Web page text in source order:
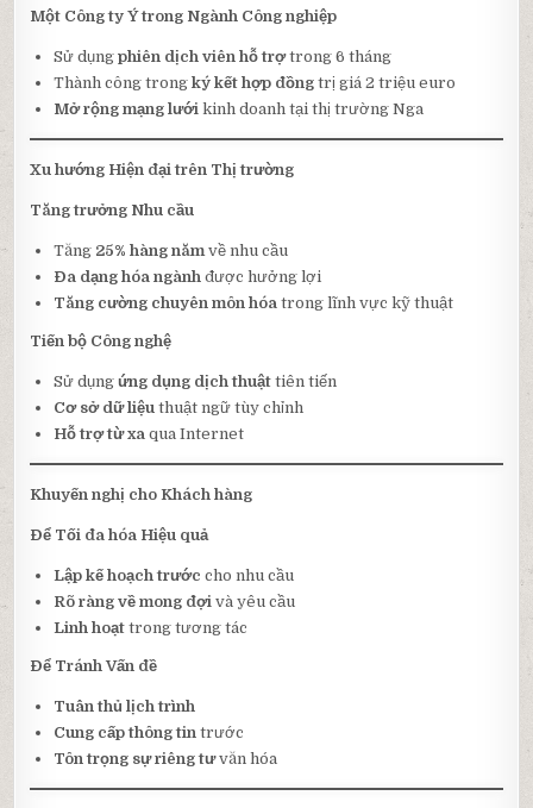
Một Công ty Ý trong Ngành Công nghiệp
Sử dụngphiên dịch viên hỗ trợtrong 6 tháng
Thành công trongký kết hợp đồng trị giá 2 triệu euro
Mở rộng mạng lưới kinh doanh tại thị trường Nga
Xu hướng Hiện đại trên Thị trường
Tăng trưởng Nhu cầu
Tăng 25% hàng nămvề nhu cầu
Đa dạng hóa ngành được hưởng lợi
Tăng cường chuyên môn hóa trong lĩnh vực kỹ thuật
Tiến bộ Công nghệ
Sử dụngứng dụng dịch thuật tiên tiến
Cơ sở dữ liệu thuật ngữ tùy chỉnh
Hỗ trợ từ xa qua Internet
Khuyến nghị cho Khách hàng
Để Tối đa hóa Hiệu quả
Lập kế hoạch trước cho nhu cầu
Rõ ràng về mong đợi và yêu cầu
Linh hoạt trong tương tác
Để Tránh Vấn đề
Tuân thủ lịch trình
Cung cấp thông tin trước
Tôn trọng sự riêng tưvăn hóa